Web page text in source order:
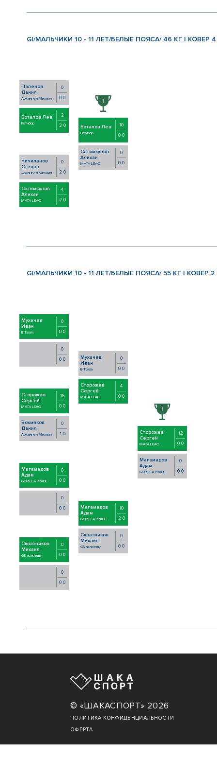
GI/МАЛЬЧИКИ 10 - 11 ЛЕТ/БЕЛЫЕ ПОЯСА/ 46 КГ | КОВЕР 4
Паленов
Данил
Архангел Михаил
0
0 0
Боталов Лев
Ратибор
2
2 0
Чичиланов
Степан
Архангел Михаил
0
2 0
Сатимкулов
Алихан
MATA LEAO
4
2 0
Боталов Лев
Ратибор
10
0 0
Сатимкулов
Алихан
MATA LEAO
0
0 0
GI/МАЛЬЧИКИ 10 - 11 ЛЕТ/БЕЛЫЕ ПОЯСА/ 55 КГ | КОВЕР 2
Мухачев
Иван
B-Team
0
0 0
0
0 0
Сторожев
Сергей
MATA LEAO
16
0 0
Вохмяков
Данил
Архангел Михаил
0
1 0
Магамадов
Адам
GORILLA PRADE
0
0 0
0
0 0
Сквазников
Михаил
GS academy
0
0 0
0
0 0
Мухачев
Иван
B-Team
0
0 0
Сторожев
Сергей
MATA LEAO
4
0 0
Магамадов
Адам
GORILLA PRADE
10
2 0
Сквазников
Михаил
GS academy
0
0 0
Сторожев
Сергей
MATA LEAO
12
0 0
Магамадов
Адам
GORILLA PRADE
0
0 0
© «ШАКАСПОРТ» 2026
ПОЛИТИКА КОНФИДЕНЦИАЛЬНОСТИ
ОФЕРТА